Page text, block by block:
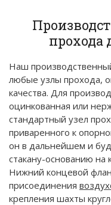
прохода
Наш
любые узлы прохода,
качества. Для
оцинкованная или
стандартный узел
приваренного к
он в дальнейшем и
стакану-основанию на
Нижний концевой
присоединения
крепления шахты